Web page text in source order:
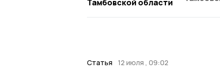
Тамбовской области
Статья 12 июля , 09:02